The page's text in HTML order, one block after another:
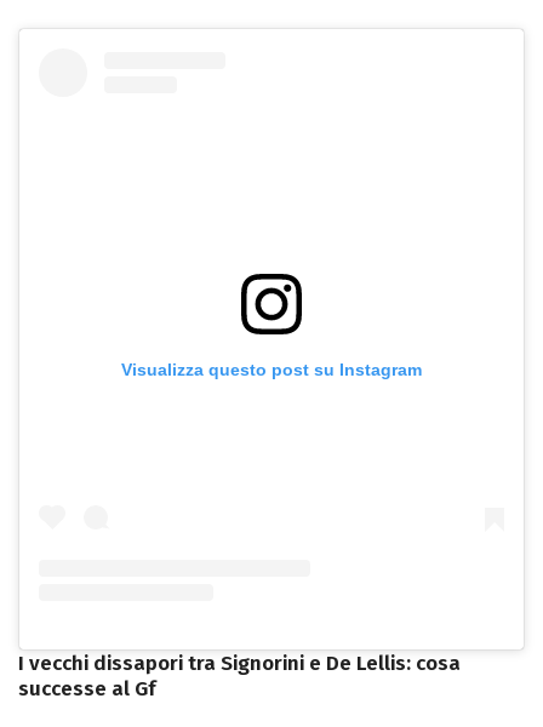
Visualizza questo post su Instagram
I vecchi dissapori tra Signorini e De Lellis: cosa
successe al Gf